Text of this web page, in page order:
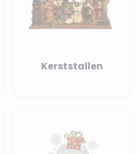
Kerststallen